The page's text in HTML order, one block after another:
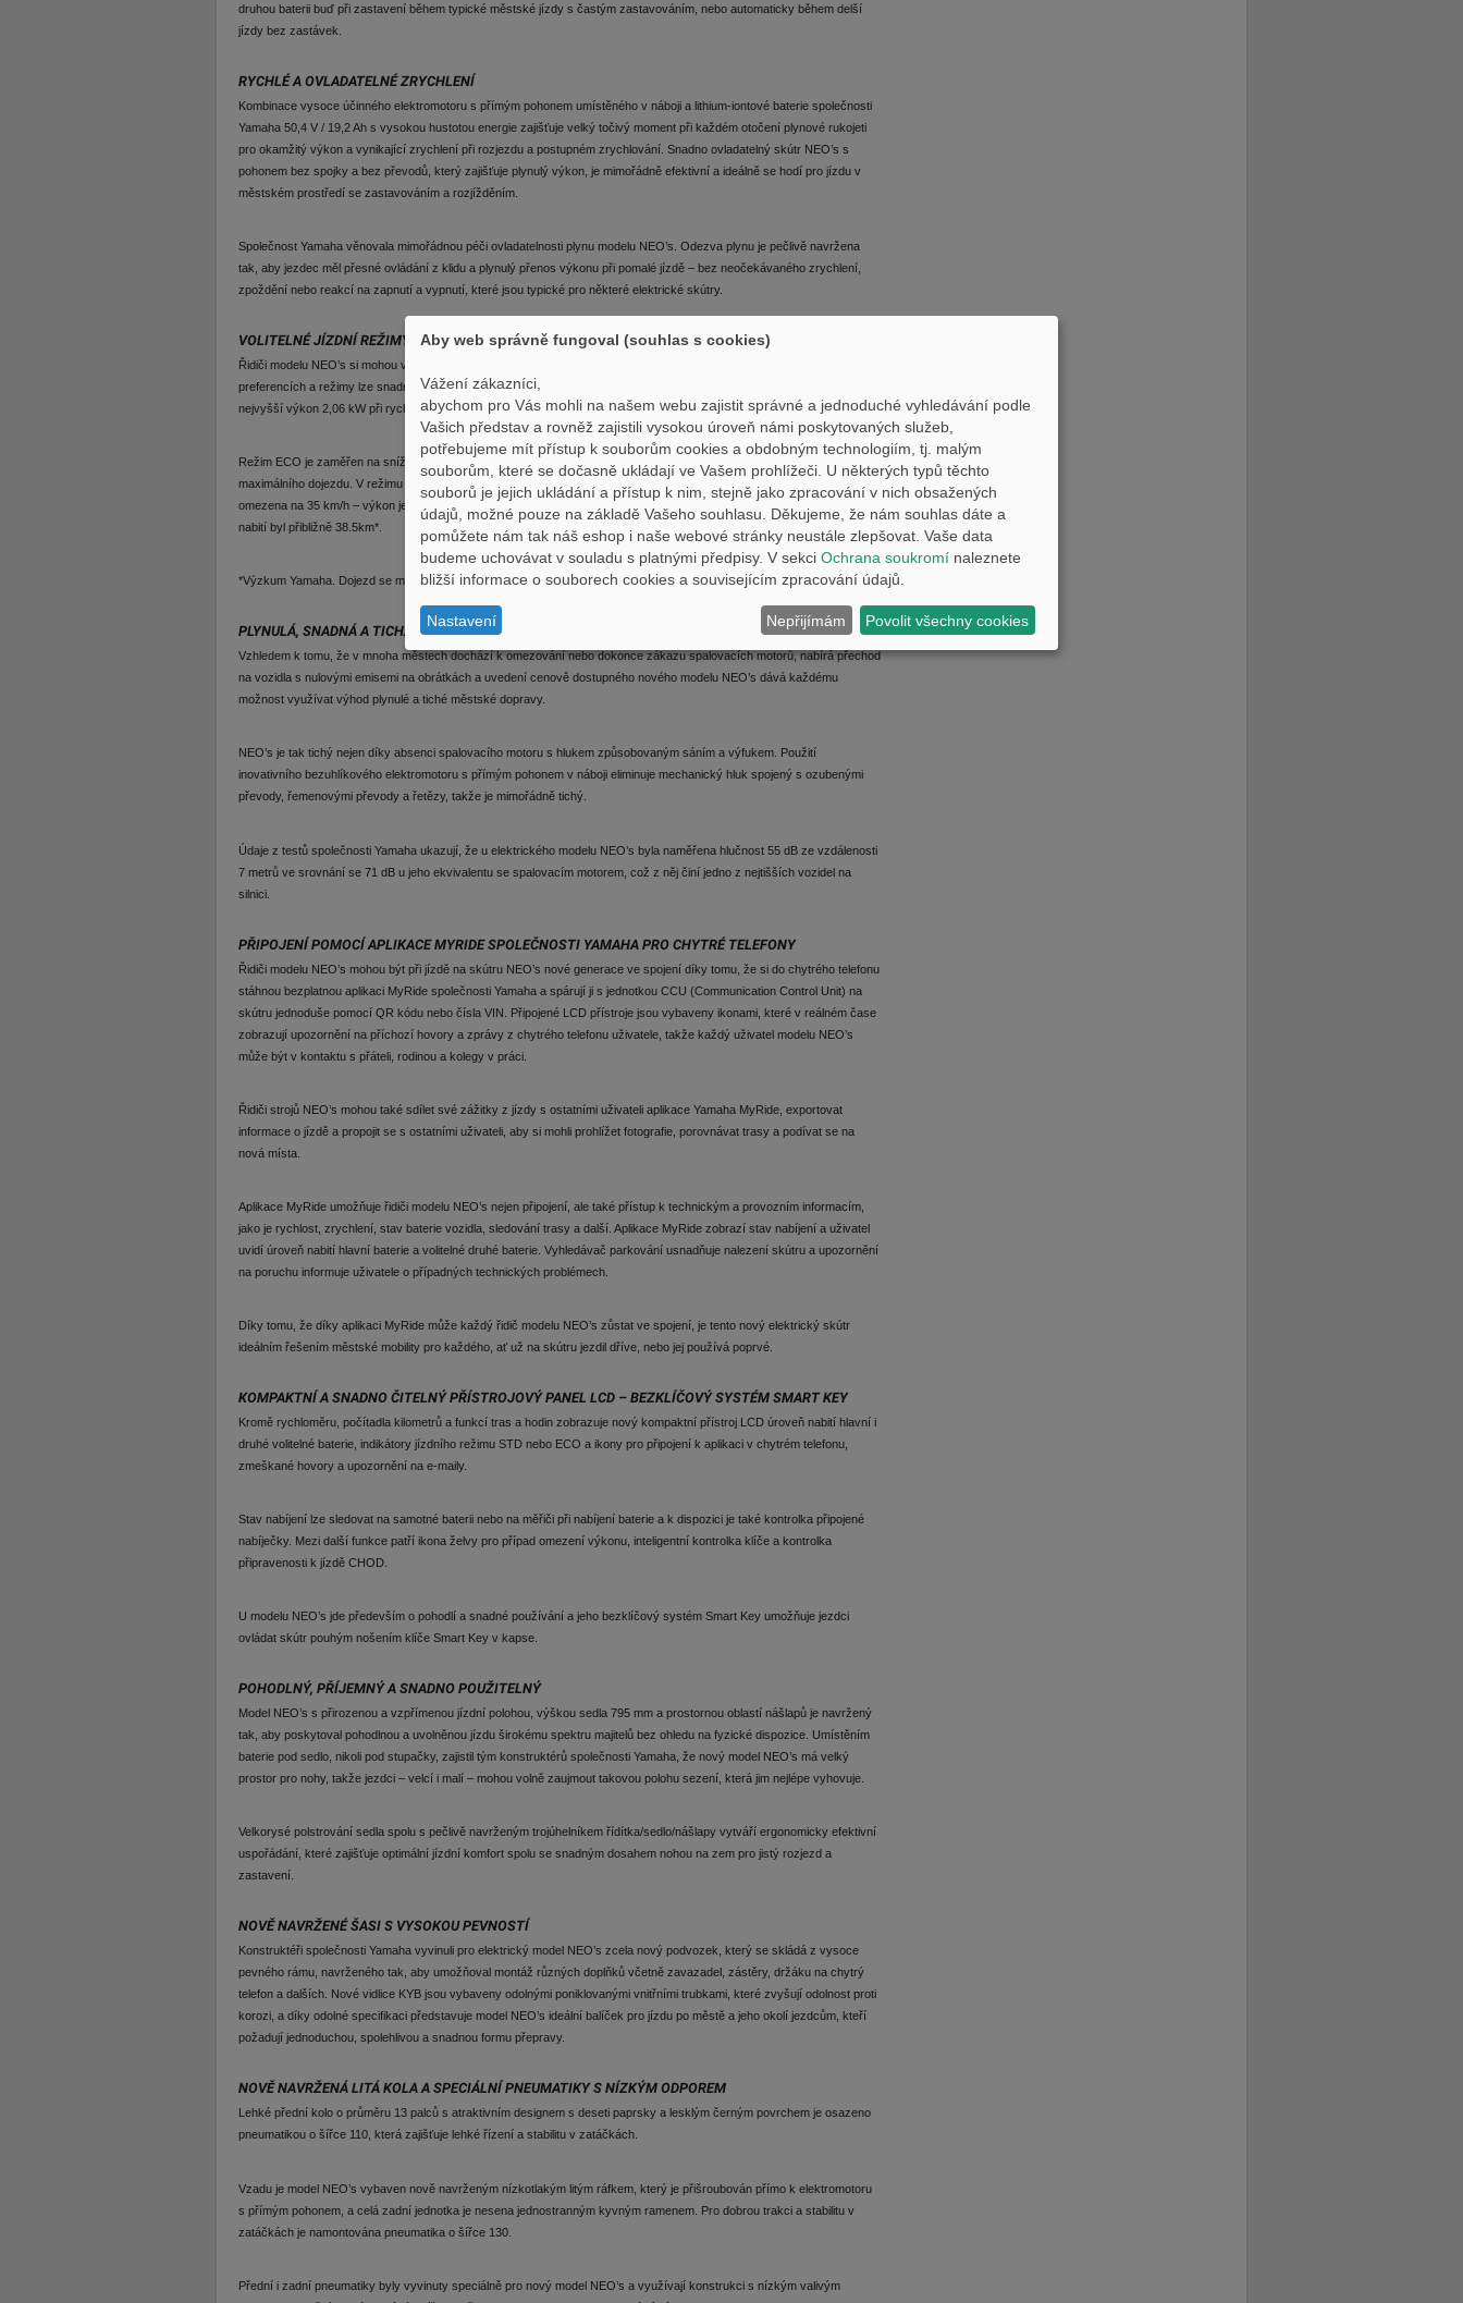
druhou baterii buď při zastavení během typické městské jízdy s častým zastavováním, nebo automaticky během delší
jízdy bez zastávek.
RYCHLÉ A OVLADATELNÉ ZRYCHLENÍ
Kombinace vysoce účinného elektromotoru s přímým pohonem umístěného v náboji a lithium-iontové baterie společnosti
Yamaha 50,4 V / 19,2 Ah s vysokou hustotou energie zajišťuje velký točivý moment při každém otočení plynové rukojeti
pro okamžitý výkon a vynikající zrychlení při rozjezdu a postupném zrychlování. Snadno ovladatelný skútr NEO’s s
pohonem bez spojky a bez převodů, který zajišťuje plynulý výkon, je mimořádně efektivní a ideálně se hodí pro jízdu v
městském prostředí se zastavováním a rozjížděním.
Společnost Yamaha věnovala mimořádnou péči ovladatelnosti plynu modelu NEO’s. Odezva plynu je pečlivě navržena
tak, aby jezdec měl přesné ovládání z klidu a plynulý přenos výkonu při pomalé jízdě – bez neočekávaného zrychlení,
zpoždění nebo reakcí na zapnutí a vypnutí, které jsou typické pro některé elektrické skútry.
VOLITELNÉ JÍZDNÍ REŽIMY PRO RŮZNÉ JÍZDNÍ PODMÍNKY
Řidiči modelu NEO’s si mohou vybrat ze dvou různých jízdních režimů v závislosti na podmínkách a individuálních
preferencích a režimy lze snadno měnit za chodu pomocí přepínače na pravé straně řídítek. Režim STD poskytuje
nejvyšší výkon 2,06 kW při rychlosti 40 km/h a je určen pro běžné použití na běžných silnicích.
Režim ECO je zaměřen na snížení spotřeby baterie a je nejvhodnější pro delší jízdy, kdy je žádoucí dosáhnout
maximálního dojezdu. V režimu ECO je maximální výkon snížen na 1,58 kW při rychlosti 30 km/h a maximální rychlost je
omezena na 35 km/h – výkon je snížen v celém rozsahu rychlostí, aby se prodloužila životnost baterie a dojezd na plné
nabití byl přibližně 38.5km*.
*Výzkum Yamaha. Dojezd se může měnit podle místa, stylu jízdy a opotřebení baterie.
PLYNULÁ, SNADNÁ A TICHÁ MĚSTSKÁ MOBILITA
Vzhledem k tomu, že v mnoha městech dochází k omezování nebo dokonce zákazu spalovacích motorů, nabírá přechod
na vozidla s nulovými emisemi na obrátkách a uvedení cenově dostupného nového modelu NEO’s dává každému
možnost využívat výhod plynulé a tiché městské dopravy.
NEO’s je tak tichý nejen díky absenci spalovacího motoru s hlukem způsobovaným sáním a výfukem. Použití
inovativního bezuhlíkového elektromotoru s přímým pohonem v náboji eliminuje mechanický hluk spojený s ozubenými
převody, řemenovými převody a řetězy, takže je mimořádně tichý.
Údaje z testů společnosti Yamaha ukazují, že u elektrického modelu NEO’s byla naměřena hlučnost 55 dB ze vzdálenosti
7 metrů ve srovnání se 71 dB u jeho ekvivalentu se spalovacím motorem, což z něj činí jedno z nejtišších vozidel na
silnici.
PŘIPOJENÍ POMOCÍ APLIKACE MYRIDE SPOLEČNOSTI YAMAHA PRO CHYTRÉ TELEFONY
Řidiči modelu NEO’s mohou být při jízdě na skútru NEO’s nové generace ve spojení díky tomu, že si do chytrého telefonu
stáhnou bezplatnou aplikaci MyRide společnosti Yamaha a spárují ji s jednotkou CCU (Communication Control Unit) na
skútru jednoduše pomocí QR kódu nebo čísla VIN. Připojené LCD přístroje jsou vybaveny ikonami, které v reálném čase
zobrazují upozornění na příchozí hovory a zprávy z chytrého telefonu uživatele, takže každý uživatel modelu NEO’s
může být v kontaktu s přáteli, rodinou a kolegy v práci.
Řidiči strojů NEO’s mohou také sdílet své zážitky z jízdy s ostatními uživateli aplikace Yamaha MyRide, exportovat
informace o jízdě a propojit se s ostatními uživateli, aby si mohli prohlížet fotografie, porovnávat trasy a podívat se na
nová místa.
Aplikace MyRide umožňuje řidiči modelu NEO’s nejen připojení, ale také přístup k technickým a provozním informacím,
jako je rychlost, zrychlení, stav baterie vozidla, sledování trasy a další. Aplikace MyRide zobrazí stav nabíjení a uživatel
uvidí úroveň nabití hlavní baterie a volitelné druhé baterie. Vyhledávač parkování usnadňuje nalezení skútru a upozornění
na poruchu informuje uživatele o případných technických problémech.
Díky tomu, že díky aplikaci MyRide může každý řidič modelu NEO’s zůstat ve spojení, je tento nový elektrický skútr
ideálním řešením městské mobility pro každého, ať už na skútru jezdil dříve, nebo jej používá poprvé.
KOMPAKTNÍ A SNADNO ČITELNÝ PŘÍSTROJOVÝ PANEL LCD – BEZKLÍČOVÝ SYSTÉM SMART KEY
Kromě rychloměru, počítadla kilometrů a funkcí tras a hodin zobrazuje nový kompaktní přístroj LCD úroveň nabití hlavní i
druhé volitelné baterie, indikátory jízdního režimu STD nebo ECO a ikony pro připojení k aplikaci v chytrém telefonu,
zmeškané hovory a upozornění na e-maily.
Stav nabíjení lze sledovat na samotné baterii nebo na měřiči při nabíjení baterie a k dispozici je také kontrolka připojené
nabíječky. Mezi další funkce patří ikona želvy pro případ omezení výkonu, inteligentní kontrolka klíče a kontrolka
připravenosti k jízdě CHOD.
U modelu NEO’s jde především o pohodlí a snadné používání a jeho bezklíčový systém Smart Key umožňuje jezdci
ovládat skútr pouhým nošením klíče Smart Key v kapse.
POHODLNÝ, PŘÍJEMNÝ A SNADNO POUŽITELNÝ
Model NEO’s s přirozenou a vzpřímenou jízdní polohou, výškou sedla 795 mm a prostornou oblastí nášlapů je navržený
tak, aby poskytoval pohodlnou a uvolněnou jízdu širokému spektru majitelů bez ohledu na fyzické dispozice. Umístěním
baterie pod sedlo, nikoli pod stupačky, zajistil tým konstruktérů společnosti Yamaha, že nový model NEO’s má velký
prostor pro nohy, takže jezdci – velcí i malí – mohou volně zaujmout takovou polohu sezení, která jim nejlépe vyhovuje.
Velkorysé polstrování sedla spolu s pečlivě navrženým trojúhelníkem řídítka/sedlo/nášlapy vytváří ergonomicky efektivní
uspořádání, které zajišťuje optimální jízdní komfort spolu se snadným dosahem nohou na zem pro jistý rozjezd a
zastavení.
NOVĚ NAVRŽENÉ ŠASI S VYSOKOU PEVNOSTÍ
Konstruktéři společnosti Yamaha vyvinuli pro elektrický model NEO’s zcela nový podvozek, který se skládá z vysoce
pevného rámu, navrženého tak, aby umožňoval montáž různých doplňků včetně zavazadel, zástěry, držáku na chytrý
telefon a dalších. Nové vidlice KYB jsou vybaveny odolnými poniklovanými vnitřními trubkami, které zvyšují odolnost proti
korozi, a díky odolné specifikaci představuje model NEO’s ideální balíček pro jízdu po městě a jeho okolí jezdcům, kteří
požadují jednoduchou, spolehlivou a snadnou formu přepravy.
NOVĚ NAVRŽENÁ LITÁ KOLA A SPECIÁLNÍ PNEUMATIKY S NÍZKÝM ODPOREM
Lehké přední kolo o průměru 13 palců s atraktivním designem s deseti paprsky a lesklým černým povrchem je osazeno
pneumatikou o šířce 110, která zajišťuje lehké řízení a stabilitu v zatáčkách.
Vzadu je model NEO’s vybaven nově navrženým nízkotlakým litým ráfkem, který je přišroubován přímo k elektromotoru
s přímým pohonem, a celá zadní jednotka je nesena jednostranným kyvným ramenem. Pro dobrou trakci a stabilitu v
zatáčkách je namontována pneumatika o šířce 130.
Přední i zadní pneumatiky byly vyvinuty speciálně pro nový model NEO’s a využívají konstrukci s nízkým valivým
Aby web správně fungoval (souhlas s cookies)
Vážení zákazníci,
abychom pro Vás mohli na našem webu zajistit správné a jednoduché vyhledávání podle
Vašich představ a rovněž zajistili vysokou úroveň námi poskytovaných služeb,
potřebujeme mít přístup k souborům cookies a obdobným technologiím, tj. malým
souborům, které se dočasně ukládají ve Vašem prohlížeči. U některých typů těchto
souborů je jejich ukládání a přístup k nim, stejně jako zpracování v nich obsažených
údajů, možné pouze na základě Vašeho souhlasu. Děkujeme, že nám souhlas dáte a
pomůžete nám tak náš eshop i naše webové stránky neustále zlepšovat. Vaše data
budeme uchovávat v souladu s platnými předpisy. V sekci Ochrana soukromí naleznete
bližší informace o souborech cookies a souvisejícím zpracování údajů.
Nastavení Nepřijímám Povolit všechny cookies